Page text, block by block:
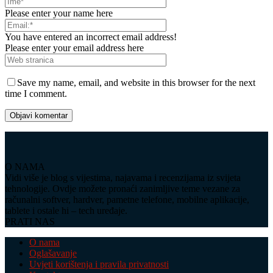
Please enter your name here
You have entered an incorrect email address!
Please enter your email address here
Save my name, email, and website in this browser for the next
time I comment.
O NAMA
Vidi više je blog s vijestima, najavama i recenzijama iz svijeta
tehnologije. Ovdje možete pronaći zanimljive teme vezane za
računalni softver, hardver, pametne telefone, mobilne aplikacije,
tablete i ostale hi – tech uređaje.
PRATI NAS
O nama
Oglašavanje
Uvjeti korištenja i pravila privatnosti